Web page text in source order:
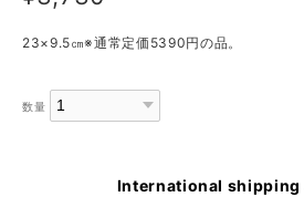
23×9.5㎝※通常定価5390円の品。
数量
International shipping